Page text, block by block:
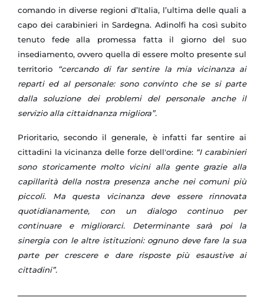
comando in diverse regioni d’Italia, l’ultima delle quali a
capo dei carabinieri in Sardegna. Adinolfi ha così subito
tenuto fede alla promessa fatta il giorno del suo
insediamento, ovvero quella di essere molto presente sul
territorio
“cercando di far sentire la mia vicinanza ai
reparti ed al personale: sono convinto che se si parte
dalla soluzione dei problemi del personale anche il
servizio alla cittaidnanza migliora”.
Prioritario, secondo il generale, è infatti far sentire ai
cittadini la vicinanza delle forze dell'ordine: “I carabinieri
sono storicamente molto vicini alla gente grazie alla
capillarità della nostra presenza anche nei comuni più
piccoli. Ma questa vicinanza deve essere rinnovata
quotidianamente, con un dialogo continuo per
continuare e migliorarci. Determinante sarà poi la
sinergia con le altre istituzioni: ognuno deve fare la sua
parte per crescere e dare risposte più esaustive ai
cittadini”.